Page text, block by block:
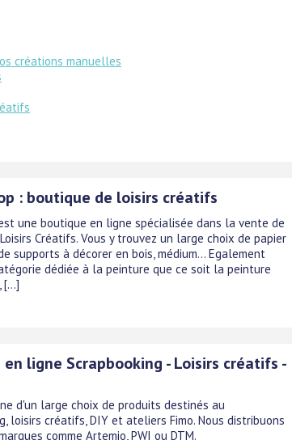
créations manuelles
: boutique de loisirs créatifs
une boutique en ligne spécialisée dans la vente de
Créatifs. Vous y trouvez un large choix de papier
supports à décorer en bois, médium... Egalement
dédiée à la peinture que ce soit la peinture
ligne Scrapbooking - Loisirs créatifs -
d'un large choix de produits destinés au
loisirs créatifs, DIY et ateliers Fimo. Nous distribuons
comme Artemio, PWI ou DTM.